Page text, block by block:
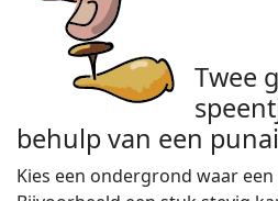
Twee
behulp van een
Kies een ondergrond waar